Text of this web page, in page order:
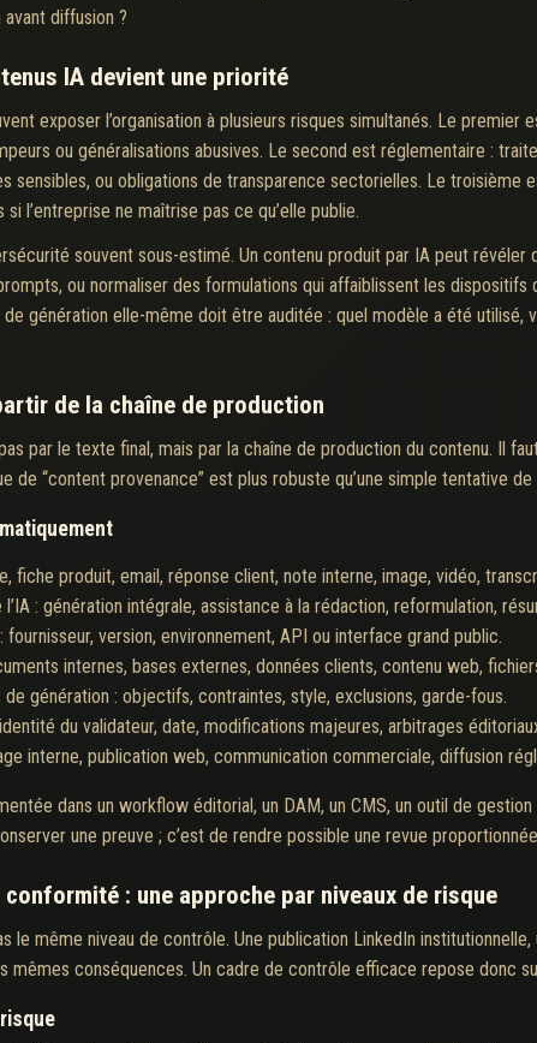
diffusion ?
IA devient une priorité
exposer l’organisation à plusieurs risques simultanés. Le premier
ou généralisations abusives. Le second est réglementaire :
sensibles, ou obligations de transparence sectorielles. Le
l’entreprise ne maîtrise pas ce qu’elle publie.
souvent sous-estimé. Un contenu produit par IA peut
ou normaliser des formulations qui affaiblissent les
génération elle-même doit être auditée : quel modèle a été utilisé,
de la chaîne de production
par le texte final, mais par la chaîne de production du contenu. Il
de “content provenance” est plus robuste qu’une simple tentative
fiche produit, email, réponse client, note interne, image, vidéo,
l’IA : génération intégrale, assistance à la rédaction, reformulation,
fournisseur, version, environnement, API ou interface grand public.
internes, bases externes, données clients, contenu web,
génération : objectifs, contraintes, style, exclusions, garde-fous.
du validateur, date, modifications majeures, arbitrages
interne, publication web, communication commerciale, diffusion
dans un workflow éditorial, un DAM, un CMS, un outil de
une preuve ; c’est de rendre possible une revue
: une approche par niveaux de risque
le même niveau de contrôle. Une publication LinkedIn
mêmes conséquences. Un cadre de contrôle efficace repose donc